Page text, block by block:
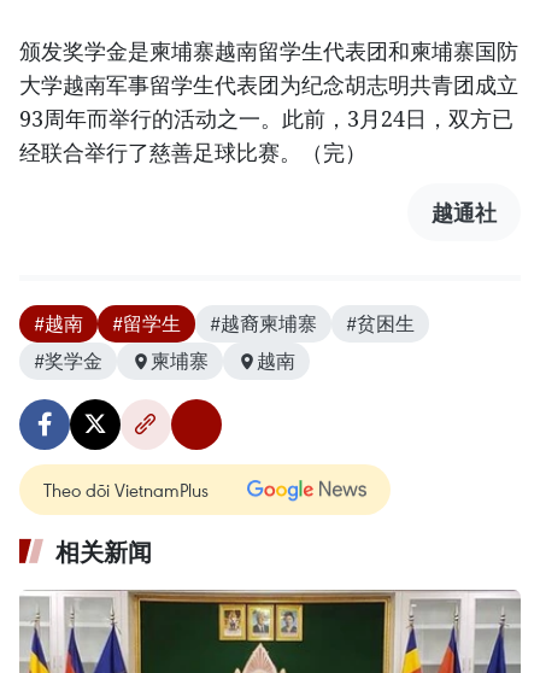
颁发奖学金是柬埔寨越南留学生代表团和柬埔寨国防
大学越南军事留学生代表团为纪念胡志明共青团成立
93周年而举行的活动之一。此前，3月24日，双方已
经联合举行了慈善足球比赛。（完）
越通社
#越南 #留学生 #越裔柬埔寨
#贫困生
#奖学金
柬埔寨 越南
Theo dõi VietnamPlus
相关新闻